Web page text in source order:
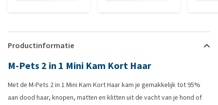
Productinformatie
M-Pets 2 in 1 Mini Kam Kort Haar
Met de M-Pets 2 in 1 Mini Kam Kort Haar kam je gemakkelijk tot 95%
aan dood haar, knopen, matten en klitten uit de vacht van je hond of